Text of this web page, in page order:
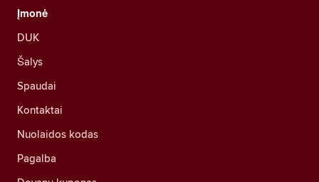
Įmonė
DUK
Šalys
Spaudai
Kontaktai
Nuolaidos kodas
Pagalba